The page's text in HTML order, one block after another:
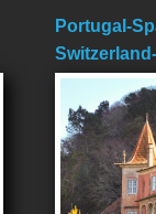
Portugal-